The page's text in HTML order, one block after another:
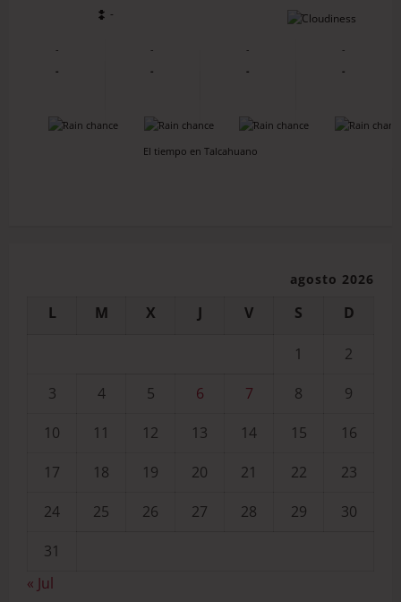
-
-
-
-
-
-
-
-
-
-
-
-
-
-
El tiempo en Talcahuano
agosto 2026
L M X J V S D
1
2
3
4 5 6 7 8
9
10
11 12 13 14 15
16
17
18 19 20 21 22
23
24
25 26 27 28 29
30
31
« Jul